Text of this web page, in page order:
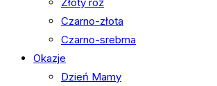
Czarno-złota
Czarno-srebrna
Okazje
Dzień Mamy